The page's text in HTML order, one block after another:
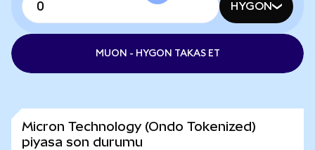
HYGON
MUON - HYGON TAKAS ET
Micron Technology (Ondo Tokenized)
piyasa son durumu